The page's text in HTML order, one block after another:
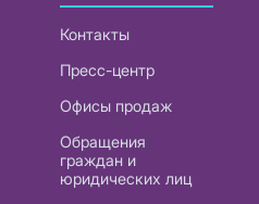
Контакты
Пресс-центр
Офисы продаж
Обращения
граждан и
юридических лиц